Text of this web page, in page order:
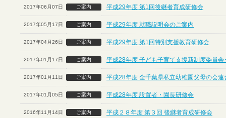
2017年06月07日 ご案内 平成29年度 第1回後継者育成研修会
2017年05月17日 ご案内 平成29年度 就職説明会のご案内
2017年04月26日 ご案内 平成29年度 第1回特別支援教育研修会
2017年01月17日 ご案内 平成28年度 子ども子育て支援新制度委員
2017年01月11日 ご案内 平成28年度 全千葉県私立幼稚園父母の会
2017年01月05日 ご案内 平成28年度 設置者・園長研修会
2016年11月14日 ご案内 平成２８年度 第３回 後継者育成研修会